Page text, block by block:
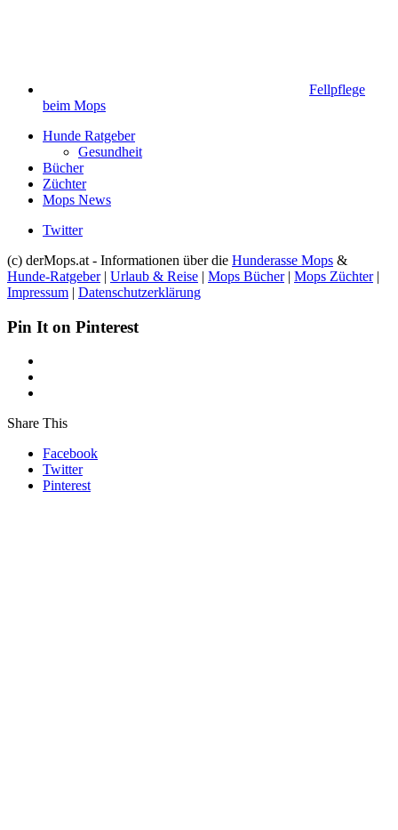
Fellpflege
beim Mops
Hunde Ratgeber
Gesundheit
Bücher
Züchter
Mops News
Twitter
(c) derMops.at - Informationen über die Hunderasse Mops &
Hunde-Ratgeber| Urlaub & Reise | Mops Bücher| Mops Züchter|
Impressum | Datenschutzerklärung
Pin It on Pinterest
Share This
Facebook
Twitter
Pinterest